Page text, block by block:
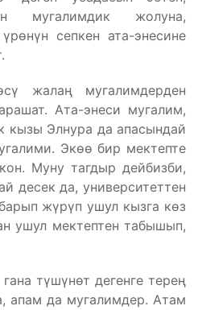
мугалимдик жолуна,
сепкен ата-энесине
жалаң мугалимдерден
Ата-энеси мугалим,
кызы Элнура да апасындай
Экөө бир мектепте
Муну тагдыр дейбизби,
десек да, университеттен
жүрүп ушул кызга көз
ушул мектептен табышып,
түшүнөт дегенге терең
апам да мугалимдер. Атам